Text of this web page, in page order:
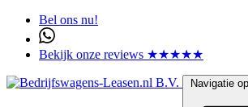
Bel ons nu!
Bekijk onze reviews ★★★★★
Navigatie